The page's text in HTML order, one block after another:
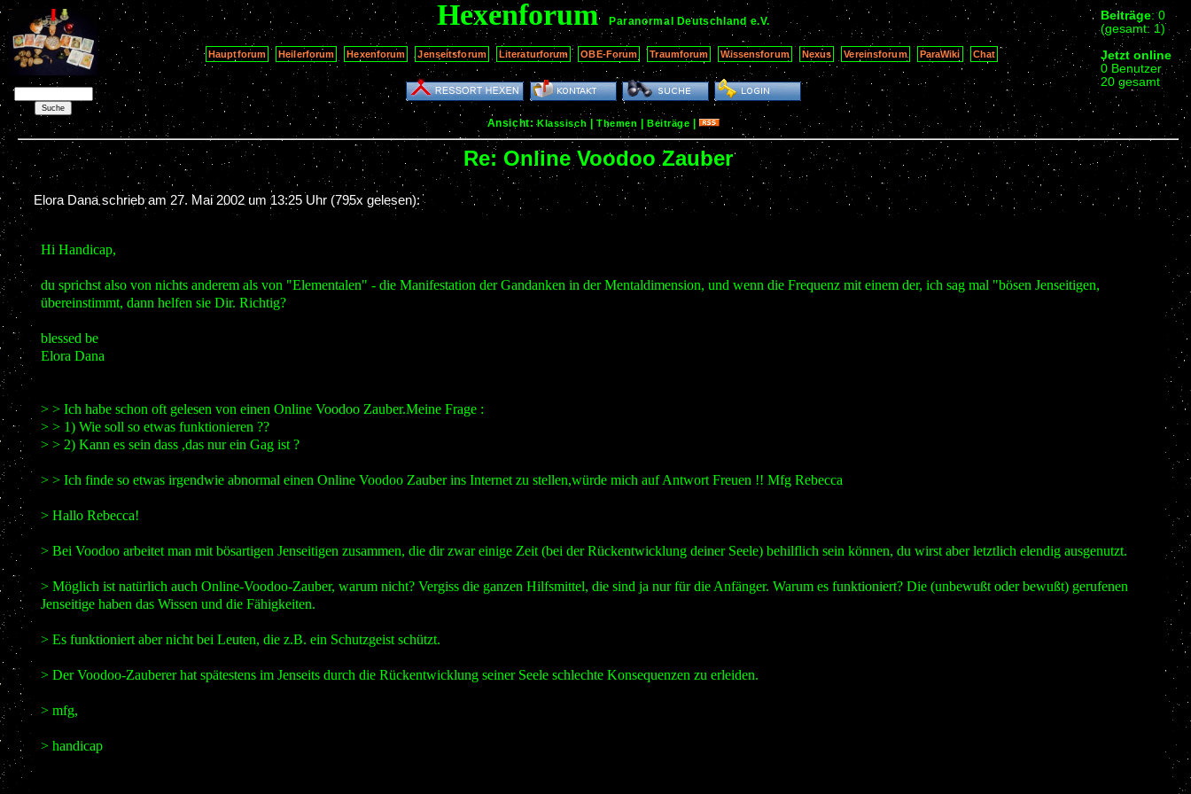
Beiträge: 0
(gesamt: 1)
Jetzt online
0 Benutzer
20 gesamt
Hexenforum Paranormal Deutschland e.V.
Hauptforum Heilerforum Hexenforum Jenseitsforum Literaturforum OBE-Forum Traumforum Wissensforum Nexus Vereinsforum ParaWiki Chat
Ansicht:Klassisch Themen |Beiträge |
Re: Online Voodoo Zauber
Elora Dana schrieb am27. Mai 2002 um 13:25 Uhr (795x gelesen):
Hi Handicap,
du sprichst also von nichts anderem als von "Elementalen" - die Manifestation der Gandanken in der Mentaldimension, und wenn die Frequenz mit einem der, ich sag mal "bösen Jenseitigen,
übereinstimmt, dann helfen sie Dir. Richtig?
blessed be
Elora Dana
> > Ich habe schon oft gelesen von einen Online Voodoo Zauber.Meine Frage :
> > 1) Wie soll so etwas funktionieren ??
> > 2) Kann es sein dass ,das nur ein Gag ist ?
> > Ich finde so etwas irgendwie abnormal einen Online Voodoo Zauber ins Internet zu stellen,würde mich auf Antwort Freuen !! Mfg Rebecca
> Hallo Rebecca!
> Bei Voodoo arbeitet man mit bösartigen Jenseitigen zusammen, die dir zwar einige Zeit (bei der Rückentwicklung deiner Seele) behilflich sein können, du wirst aber letztlich elendig ausgenutzt.
> Möglich ist natürlich auch Online-Voodoo-Zauber, warum nicht? Vergiss die ganzen Hilfsmittel, die sind ja nur für die Anfänger. Warum es funktioniert? Die (unbewußt oder bewußt) gerufenen
Jenseitige haben das Wissen und die Fähigkeiten.
> Es funktioniert aber nicht bei Leuten, die z.B. ein Schutzgeist schützt.
> Der Voodoo-Zauberer hat spätestens im Jenseits durch die Rückentwicklung seiner Seele schlechte Konsequenzen zu erleiden.
> mfg,
> handicap